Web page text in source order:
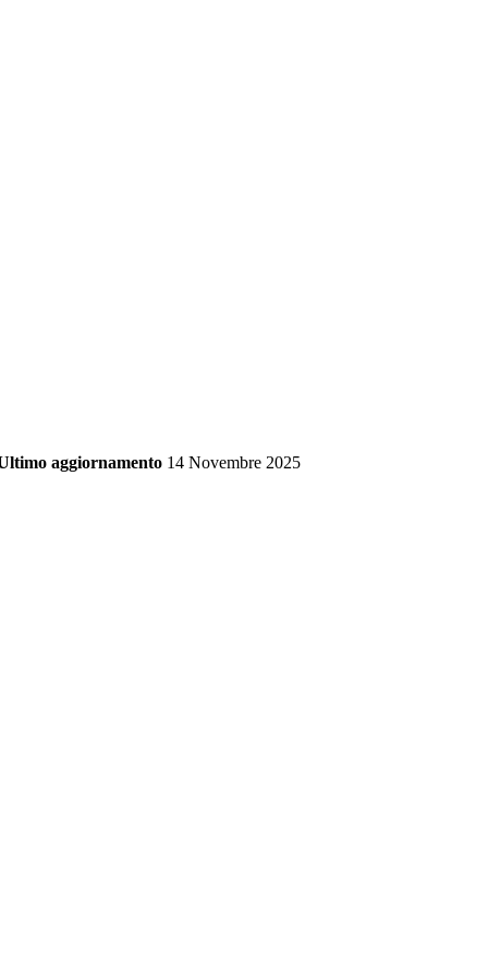
aggiornamento 14 Novembre 2025